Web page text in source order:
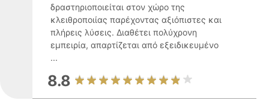
δραστηριοποιείται στον χώρο της
κλειθροποιίας παρέχοντας αξιόπιστες και
πλήρεις λύσεις. Διαθέτει πολύχρονη
εμπειρία, απαρτίζεται από εξειδικευμένο
...
8.8